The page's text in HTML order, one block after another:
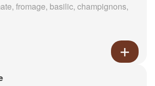
fromage, basilic, champignons,